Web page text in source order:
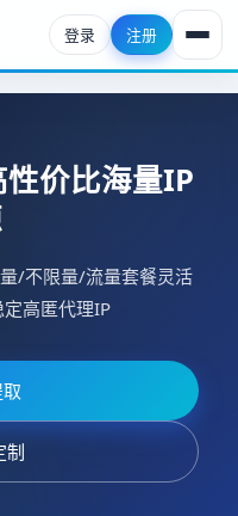
登录 注册
性价比海量IP
/不限量/流量套餐灵活
高匿代理IP
制